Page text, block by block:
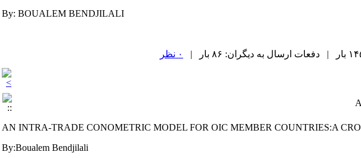
By: BOUALEM BENDJILALI
۰ نظر
AN INTRA-TRADE CONOMETRIC MODEL FOR OIC MEMBER COUNTRIES:A
By:Boualem Bendjilali